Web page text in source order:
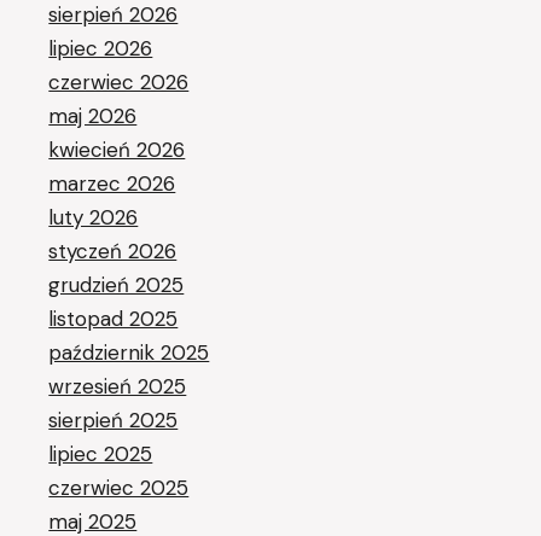
sierpień 2026
lipiec 2026
czerwiec 2026
maj 2026
kwiecień 2026
marzec 2026
luty 2026
styczeń 2026
grudzień 2025
listopad 2025
październik 2025
wrzesień 2025
sierpień 2025
lipiec 2025
czerwiec 2025
maj 2025